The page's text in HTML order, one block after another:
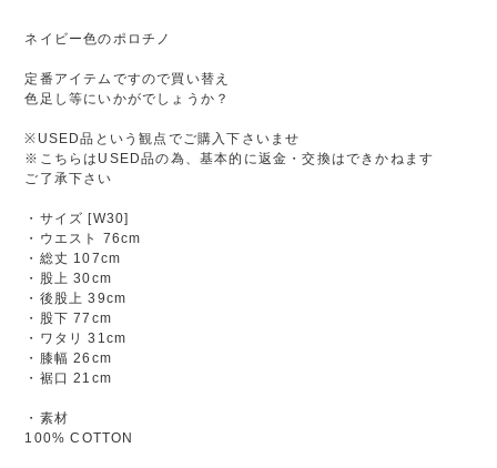
ネイビー色のポロチノ
定番アイテムですので買い替え
色足し等にいかがでしょうか？
※USED品という観点でご購入下さいませ
※こちらはUSED品の為、基本的に返金・交換はできかねます
ご了承下さい
・サイズ [W30]
・ウエスト 76cm
・総丈 107cm
・股上 30cm
・後股上 39cm
・股下 77cm
・ワタリ 31cm
・膝幅 26cm
・裾口 21cm
・素材
100% COTTON